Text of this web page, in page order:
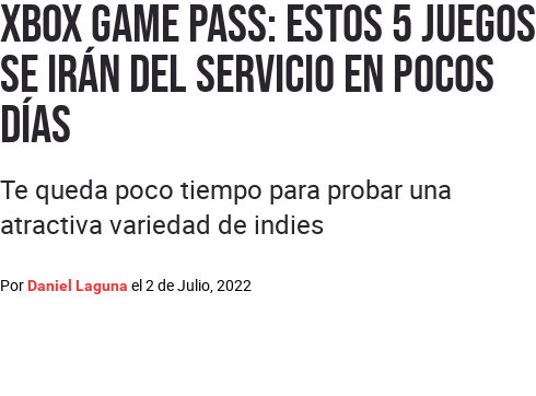
Xbox Game Pass: estos 5 juegos
se irán del servicio en pocos
días
Por Daniel Laguna el2 de Julio, 2022
Te queda poco tiempo para probar una
atractiva variedad de indies